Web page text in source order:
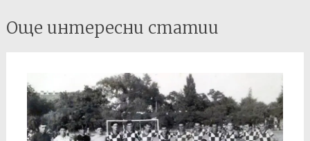
Post
navigation
Още интересни статии